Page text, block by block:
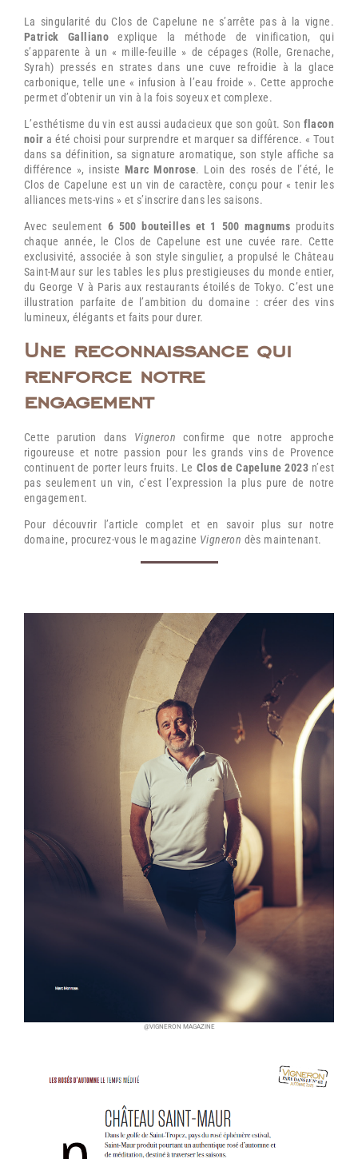
La singularité du Clos de Capelune ne s’arrête pas à la vigne.
Patrick Galliano explique la méthode de vinification, qui
s’apparente à un « mille-feuille » de cépages (Rolle, Grenache,
Syrah) pressés en strates dans une cuve refroidie à la glace
carbonique, telle une « infusion à l’eau froide ». Cette approche
permet d’obtenir un vin à la fois soyeux et complexe.
L’esthétisme du vin est aussi audacieux que son goût. Son flacon
noir a été choisi pour surprendre et marquer sa différence. « Tout
dans sa définition, sa signature aromatique, son style affiche sa
différence », insiste Marc Monrose. Loin des rosés de l’été, le
Clos de Capelune est un vin de caractère, conçu pour « tenir les
alliances mets-vins » et s’inscrire dans les saisons.
Avec seulement 6 500 bouteilles et 1 500 magnums produits
chaque année, le Clos de Capelune est une cuvée rare. Cette
exclusivité, associée à son style singulier, a propulsé le Château
Saint-Maur sur les tables les plus prestigieuses du monde entier,
du George V à Paris aux restaurants étoilés de Tokyo. C’est une
illustration parfaite de l’ambition du domaine : créer des vins
lumineux, élégants et faits pour durer.
Une reconnaissance qui
renforce notre
engagement
Cette parution dans Vigneron confirme que notre approche
rigoureuse et notre passion pour les grands vins de Provence
continuent de porter leurs fruits. Le Clos de Capelune 2023 n’est
pas seulement un vin, c’est l’expression la plus pure de notre
engagement.
Pour découvrir l’article complet et en savoir plus sur notre
domaine, procurez-vous le magazine Vigneron dès maintenant.
@VIGNERON MAGAZINE